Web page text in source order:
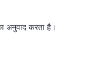
अनुवाद करता है।